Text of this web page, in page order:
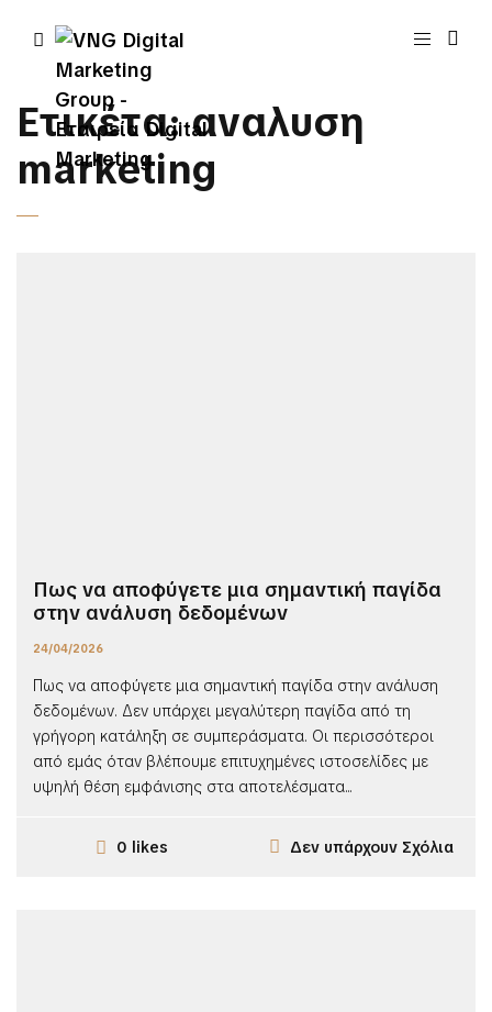
Ετικέτα:αναλυση
marketing
Πως να αποφύγετε μια σημαντική παγίδα
στην ανάλυση δεδομένων
24/04/2026
Πως να αποφύγετε μια σημαντική παγίδα στην ανάλυση
δεδομένων. Δεν υπάρχει μεγαλύτερη παγίδα από τη
γρήγορη κατάληξη σε συμπεράσματα. Οι περισσότεροι
από εμάς όταν βλέπουμε επιτυχημένες ιστοσελίδες με
υψηλή θέση εμφάνισης στα αποτελέσματα...
0 likes Δεν υπάρχουν Σχόλια